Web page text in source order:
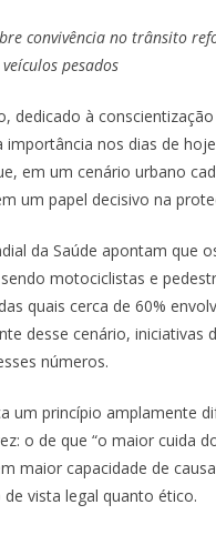
convivência no trânsito
pesados
dedicado à
nos dias de
em um cenário urbano
um papel decisivo na
da Saúde apontam que
motociclistas e
quais cerca de 60%
desse cenário,
números.
um princípio amplamente
o de que “o maior cuida
maior capacidade de
vista legal quanto ético.